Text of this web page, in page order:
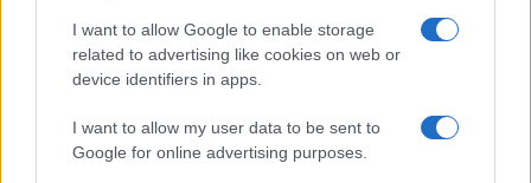
I want to allow Google to enable storage
related to advertising like cookies on web or
device identifiers in apps.
I want to allow my user data to be sent to
Google for online advertising purposes.
completamente automatizzate. Non significa
necessariamente la scomparsa delle professioni,
vengono svolte. Professioni come avvocati,
contabili o project manager potrebbero lavorare